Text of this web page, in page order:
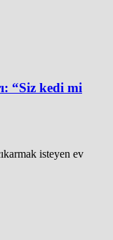
“Siz kedi mi
isteyen ev